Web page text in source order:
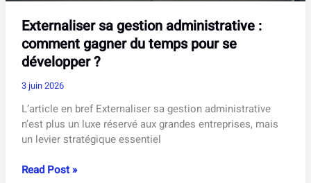
Externaliser sa gestion administrative :
comment gagner du temps pour se
développer ?
3 juin 2026
L’article en bref Externaliser sa gestion administrative
n’est plus un luxe réservé aux grandes entreprises, mais
un levier stratégique essentiel
Externaliser
Read Post »